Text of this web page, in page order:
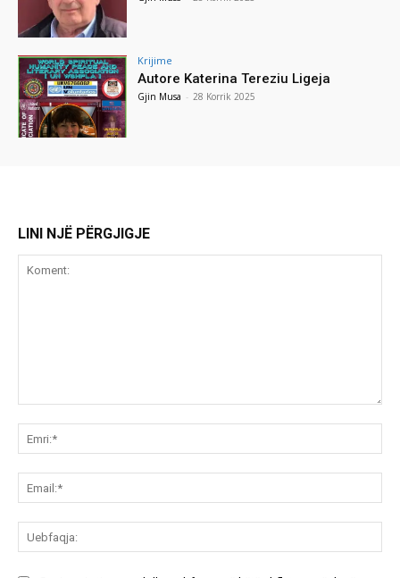
Krijime
Autore Katerina Tereziu Ligeja
Gjin Musa - 28 Korrik 2025
LINI NJË PËRGJIGJE